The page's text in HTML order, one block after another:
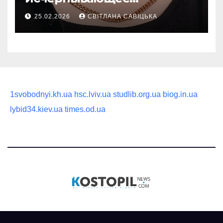
руководство по выбору
статусного украшения
25.02.2026 СВІТЛАНА САВІЦЬКА
1svobodnyi.kh.ua hsc.lviv.ua studlib.org.ua biog.in.ua
lybid34.kiev.ua times.od.ua